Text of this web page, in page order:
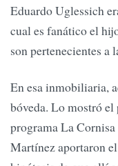
Eduardo Uglessich
cual es fanático el
son pertenecientes a
En esa inmobiliaria,
bóveda. Lo mostró
programa La
Martínez aportaron